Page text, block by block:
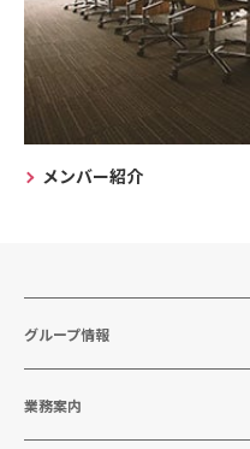
メンバー紹介
グループ情報
業務案内